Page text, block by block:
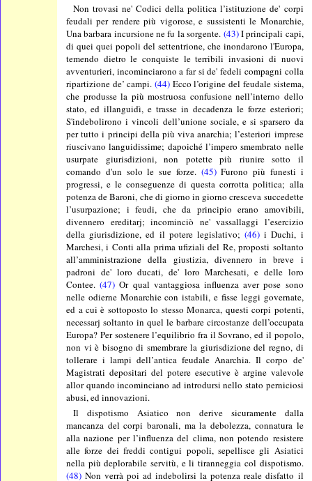
Non trovasi ne' Codici della politica l’istituzione de' corpi
feudali per rendere più vigorose, e sussistenti le Monarchie,
Una barbara incursione ne fu la sorgente. (43)I principali capi,
di quei quei popoli del settentrione, che inondarono l'Europa,
temendo dietro le conquiste le terribili invasioni di nuovi
avventurieri, incominciarono a far si de' fedeli compagni colla
ripartizione de’ campi.(44) Ecco l’origine del feudale sistema,
che produsse la più mostruosa confusione nell’interno dello
stato, ed illanguidì, e trasse in decadenza le forze esteriori;
S'indebolirono i vincoli dell’unione sociale, e si sparsero da
per tutto i principi della più viva anarchia; l’esteriori imprese
riuscivano languidissime; dapoiché l’impero smembrato nelle
usurpate giurisdizioni, non potette più riunire sotto il
comando d'un solo le sue forze. (45)Furono più funesti i
progressi, e le conseguenze di questa corrotta politica; alla
potenza de Baroni, che di giorno in giorno cresceva succedette
l’usurpazione; i feudi, che da principio erano amovibili,
divennero ereditarj; incominciò ne' vassallaggi l’esercizio
della giurisdizione, ed il potere legislativo;(46) i Duchi, i
Marchesi, i Conti alla prima ufiziali del Re, proposti soltanto
all’amministrazione della giustizia, divennero in breve i
padroni de' loro ducati, de' loro Marchesati, e delle loro
Contee.(47) Or qual vantaggiosa influenza aver pose sono
nelle odierne Monarchie con istabili, e fisse leggi governate,
ed a cui è sottoposto lo stesso Monarca, questi corpi potenti,
necessarj soltanto in quel le barbare circostanze dell’occupata
Europa? Per sostenere l’equilibrio fra il Sovrano, ed il popolo,
non vi è bisogno di smembrare la giurisdizione del regno, di
tollerare i lampi dell’antica feudale Anarchia. Il corpo de'
Magistrati depositari del potere esecutive è argine valevole
allor quando incominciano ad introdursi nello stato perniciosi
abusi, ed innovazioni.
Il dispotismo Asiatico non derive sicuramente dalla
mancanza del corpi baronali, ma la debolezza, connatura le
alla nazione per l’influenza del clima, non potendo resistere
alle forze dei freddi contigui popoli, sepellisce gli Asiatici
nella più deplorabile servitù, e li tiranneggia col dispotismo.
(48) Non verrà poi ad indebolirsi la potenza reale disfatto il